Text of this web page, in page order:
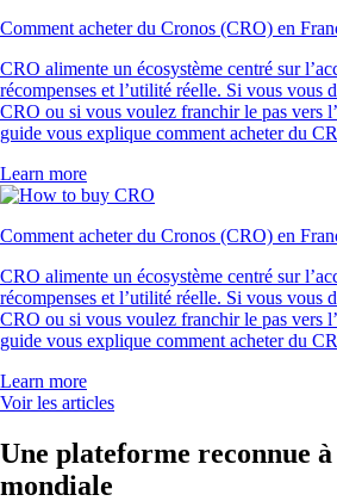
« Nouveau dans la crypto, j'ai craqué après
100 fois. Pour l'instant, au top : l'app est
l'inscription est ultra fluide. »
-Utilisateur vérifié
« Juste la meilleure app crypto. Simple,
mis 5 étoiles, mais elle en mérite 10 ! »
-Utilisateur vérifié